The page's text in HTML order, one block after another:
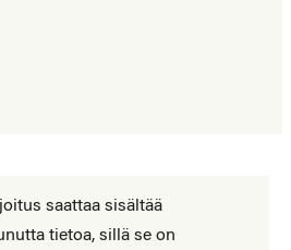
saattaa sisältää
tietoa, sillä se on